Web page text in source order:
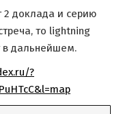
2 доклада и серию
то lightning
в дальнейшем.
?